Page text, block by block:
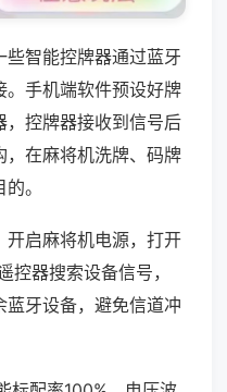
智能控牌器通过蓝牙
。手机端软件预设好牌
，控牌器接收到信号后
，在麻将机洗牌、码牌
。
开启麻将机电源，打开
控器搜索设备信号，
蓝牙设备，避免信道冲